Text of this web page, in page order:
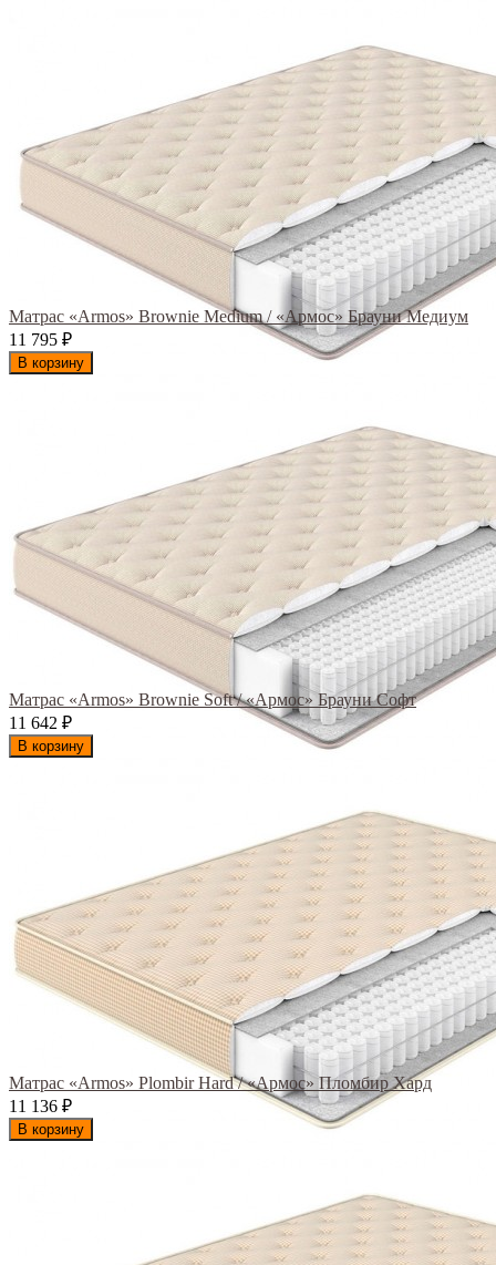
Матрас «Armos» Brownie Medium / «Армос» Брауни Медиум
11 795 ₽
В корзину
Матрас «Armos» Brownie Soft / «Армос» Брауни Софт
11 642 ₽
В корзину
Матрас «Armos» Plombir Hard / «Армос» Пломбир Хард
11 136 ₽
В корзину